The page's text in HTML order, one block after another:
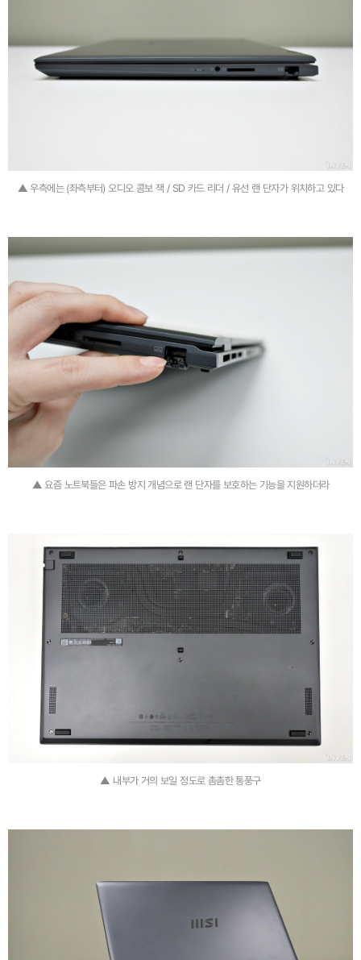
▲ 우측에는 (좌측부터) 오디오 콤보 잭 / SD 카드 리더 / 유선 랜 단자가 위치하고 있다
▲ 요즘 노트북들은 파손 방지 개념으로 랜 단자를 보호하는 기능을 지원하더라
▲ 내부가 거의 보일 정도로 촘촘한 통풍구